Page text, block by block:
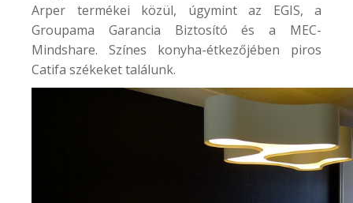
Arper termékei közül, úgymint az EGIS, a
Groupama Garancia Biztosító és a MEC-
Mindshare. Színes konyha-étkezőjében piros
Catifa székeket találunk.